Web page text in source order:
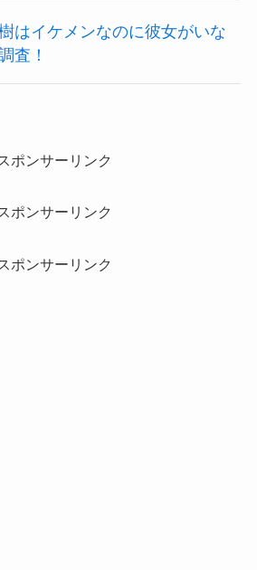
はイケメンなのに彼女がいな
査！
ポンサーリンク
ポンサーリンク
ポンサーリンク